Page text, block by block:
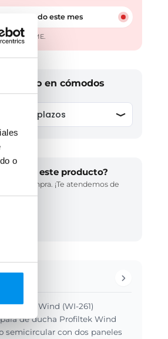
o
han usado este mes
GME.
págalo en cómodos
elegir este producto?
en tu compra. ¡Te atendemos de
Wind (WI-261)
de ducha Profiltek Wind
semicircular con dos paneles